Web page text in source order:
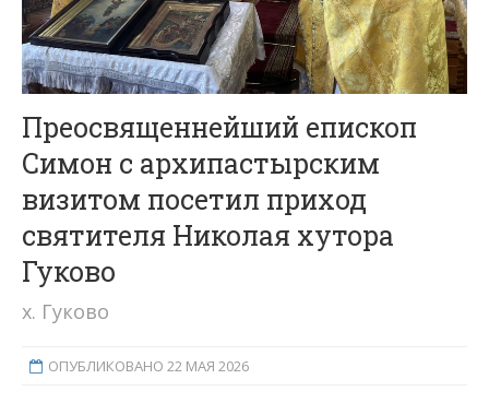
Преосвященнейший епископ
Симон с архипастырским
визитом посетил приход
святителя Николая хутора
Гуково
х. Гуково
ОПУБЛИКОВАНО 22 МАЯ 2026